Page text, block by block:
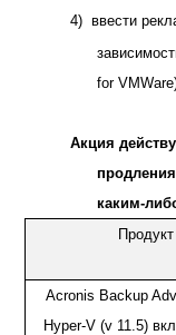
4) ввести
for VMWare
Акция
каким-
Продукт
Acronis Backup
Hyper-V (v 11.5) вкл